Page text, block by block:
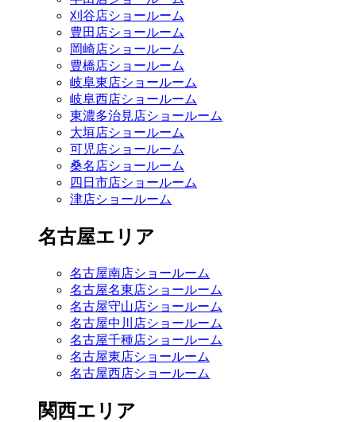
刈谷店ショールーム
豊田店ショールーム
岡崎店ショールーム
豊橋店ショールーム
岐阜東店ショールーム
岐阜西店ショールーム
東濃多治見店ショールーム
大垣店ショールーム
可児店ショールーム
桑名店ショールーム
四日市店ショールーム
津店ショールーム
名古屋エリア
名古屋南店ショールーム
名古屋名東店ショールーム
名古屋守山店ショールーム
名古屋中川店ショールーム
名古屋千種店ショールーム
名古屋東店ショールーム
名古屋西店ショールーム
関西エリア